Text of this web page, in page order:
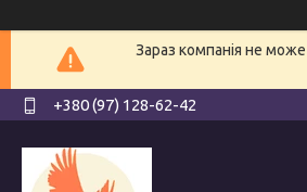
Зараз компанія не
+380 (97) 128-62-42